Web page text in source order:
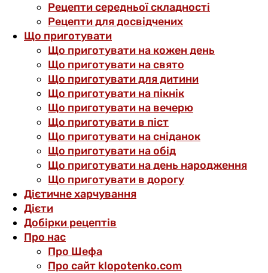
Рецепти середньої складності
Рецепти для досвідчених
Що приготувати
Що приготувати на кожен день
Що приготувати на свято
Що приготувати для дитини
Що приготувати на пікнік
Що приготувати на вечерю
Що приготувати в піст
Що приготувати на сніданок
Що приготувати на обід
Що приготувати на день народження
Що приготувати в дорогу
Дієтичне харчування
Дієти
Добірки рецептів
Про нас
Про Шефа
Про сайт klopotenko.com